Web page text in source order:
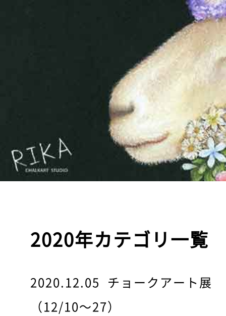
2020年カテゴリ一覧
2020.12.05 チョークアート
（12/10〜27）